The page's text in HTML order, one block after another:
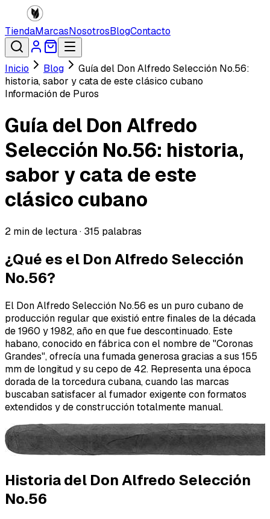
TiendaMarcasNosotrosBlogContacto
Inicio Blog
Guía del Don Alfredo Selección No.56:
historia, sabor y cata de este clásico cubano
Información de Puros
Guía del Don Alfredo
Selección No.56: historia,
sabor y cata de este
clásico cubano
2 min de lectura · 315 palabras
¿Qué es el Don Alfredo Selección
No.56?
El Don Alfredo Selección No.56 es un puro cubano de
producción regular que existió entre finales de la década
de 1960 y 1982, año en que fue descontinuado. Este
habano, conocido en fábrica con el nombre de "Coronas
Grandes", ofrecía una fumada generosa gracias a sus 155
mm de longitud y su cepo de 42. Representa una época
dorada de la torcedura cubana, cuando las marcas
buscaban satisfacer al fumador exigente con formatos
extendidos y de construcción totalmente manual.
Historia del Don Alfredo Selección
No.56